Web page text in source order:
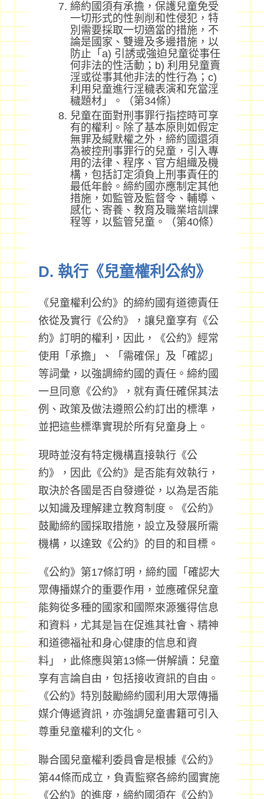
締約國須有承擔，保護兒童免受
一切形式的性剝削和性侵犯，特
別需要採取一切適當的措施，不
論是國家、雙邊及多邊措施，以
防止「a) 引誘或強迫兒童從事任
何非法的性活動；b) 利用兒童賣
淫或從事其他非法的性行為；c)
利用兒童進行淫穢表演和充當淫
穢題材」。（第34條）
兒童在面對刑事罪行指控時可享
有的權利。除了基本原則如假定
無罪及緘默權之外，締約國還須
為被控刑事罪行的兒童，引入專
用的法律、程序、官方組織及機
構，包括訂定須負上刑事責任的
最低年齡。締約國亦應制定其他
措施，如監管及監督令、輔導、
感化、寄養、教育及職業培訓課
程等，以監管兒童。（第40條）
D. 執行《兒童權利公約》
《兒童權利公約》的締約國有道德責任
依從及實行《公約》，讓兒童享有《公
約》訂明的權利，因此，《公約》經常
使用「承擔」、「需確保」及「確認」
等詞彙，以強調締約國的責任。締約國
一旦同意《公約》，就有責任確保其法
例、政策及做法遵照公約訂出的標準，
並把這些標準實現於所有兒童身上。
現時並沒有特定機構直接執行《公
約》，因此《公約》是否能有效執行，
取決於各國是否自發遵從，以為是否能
以知識及理解建立教育制度。《公約》
鼓勵締約國採取措施，設立及發展所需
機構，以達致《公約》的目的和目標。
《公約》第17條訂明，締約國「確認大
眾傳播媒介的重要作用，並應確保兒童
能夠從多種的國家和國際來源獲得信息
和資料，尤其是旨在促進其社會、精神
和道德福祉和身心健康的信息和資
料」，此條應與第13條一併解讀：兒童
享有言論自由，包括接收資訊的自由。
《公約》特別鼓勵締約國利用大眾傳播
媒介傳遞資訊，亦強調兒童書籍可引入
尊重兒童權利的文化。
聯合國兒童權利委員會是根據《公約》
第44條而成立，負責監察各締約國實施
《公約》的進度，締約國須在《公約》